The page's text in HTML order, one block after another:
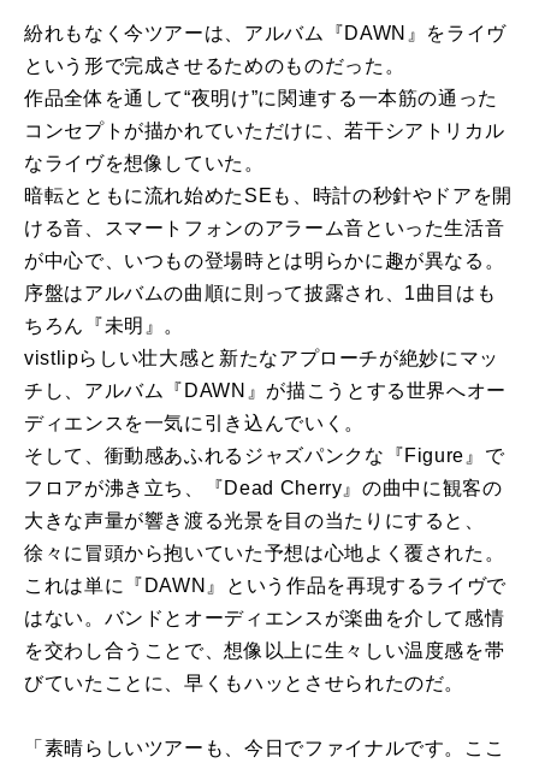
紛れもなく今ツアーは、アルバム『DAWN』をライヴ
という形で完成させるためのものだった。
作品全体を通して“夜明け”に関連する一本筋の通った
コンセプトが描かれていただけに、若干シアトリカル
なライヴを想像していた。
暗転とともに流れ始めたSEも、時計の秒針やドアを開
ける音、スマートフォンのアラーム音といった生活音
が中心で、いつもの登場時とは明らかに趣が異なる。
序盤はアルバムの曲順に則って披露され、1曲目はも
ちろん『未明』。
vistlipらしい壮大感と新たなアプローチが絶妙にマッ
チし、アルバム『DAWN』が描こうとする世界へオー
ディエンスを一気に引き込んでいく。
そして、衝動感あふれるジャズパンクな『Figure』で
フロアが沸き立ち、『Dead Cherry』の曲中に観客の
大きな声量が響き渡る光景を目の当たりにすると、
徐々に冒頭から抱いていた予想は心地よく覆された。
これは単に『DAWN』という作品を再現するライヴで
はない。バンドとオーディエンスが楽曲を介して感情
を交わし合うことで、想像以上に生々しい温度感を帯
びていたことに、早くもハッとさせられたのだ。
「素晴らしいツアーも、今日でファイナルです。ここ